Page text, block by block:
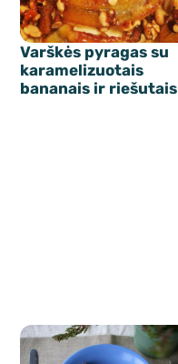
Varškės pyragas su
karamelizuotais
bananais ir riešutais